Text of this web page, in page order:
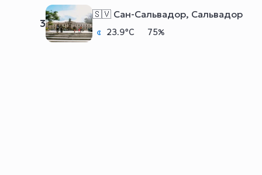
3
🇸🇻 Сан-Сальвадор, Сальвадор
23.9°C 75%